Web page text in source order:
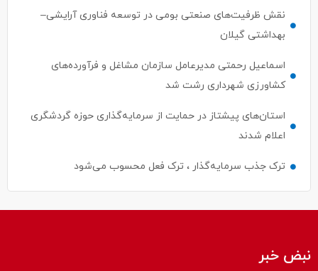
نقش ظرفیت‌های صنعتی بومی در توسعه فناوری آرایشی–
بهداشتی گیلان
اسماعیل رحمتی مدیرعامل سازمان مشاغل و فرآورده‌های
کشاورزی شهرداری رشت شد
استان‌های پیشتاز در حمایت از سرمایه‌گذاری حوزه گردشگری
اعلام شدند
ترک جذب سرمایه‌گذار ، ترک فعل محسوب می‌شود
نبض خبر